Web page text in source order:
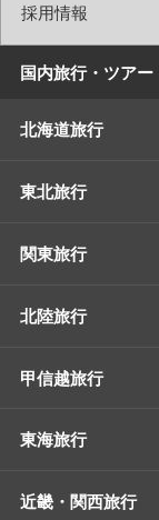
採用情報
国内旅行・ツアー
北海道旅行
東北旅行
関東旅行
北陸旅行
甲信越旅行
東海旅行
近畿・関西旅行